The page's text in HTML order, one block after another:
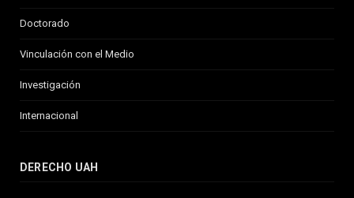
Doctorado
Vinculación con el Medio
Investigación
Internacional
DERECHO UAH